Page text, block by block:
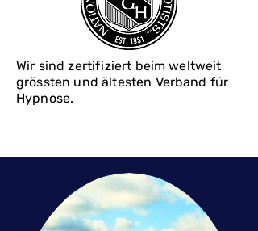
Wir sind zertifiziert beim weltweit
grössten und ältesten Verband für
Hypnose.